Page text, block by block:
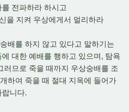
전파하라 하시고
을 지켜 우상에게서 멀리하라
배를 하지 않고 있다고 말하기는
대한 예배를 행하고 있으며, 탐욕
러므로 죽을 때까지 우상숭배를 조
하여 죽을 때 절대 지옥에 들어가
니다.